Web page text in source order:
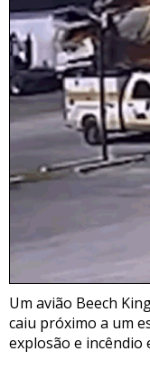
Um avião Beech
caiu próximo a um
explosão e incêndio